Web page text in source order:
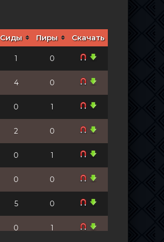
Сиды Пиры Скачать
1 0
4 0
0 1
2 0
0 1
0 0
5 0
0 1